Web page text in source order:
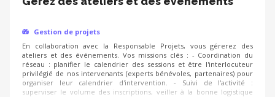
Gestion de projets
En collaboration avec la Responsable Projets, vous gérerez des
ateliers et des événements. Vos missions clés : - Coordination du
réseau : planifier le calendrier des sessions et être l'interlocuteur
privilégié de nos intervenants (experts bénévoles, partenaires) pour
organiser leur calendrier d'intervention. - Suivi de l'activité :
superviser le volume des inscriptions, veiller à la bonne logistique